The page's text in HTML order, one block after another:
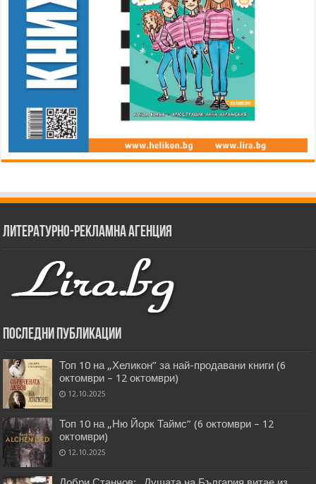
Литературно-рекламна агенция
Последни публикации
Топ 10 на „Хеликон” за най-продавани книги (6
октомври – 12 октомври)
12.10.2025
Топ 10 на „Ню Йорк Таймс” (6 октомври – 12
октомври)
12.10.2025